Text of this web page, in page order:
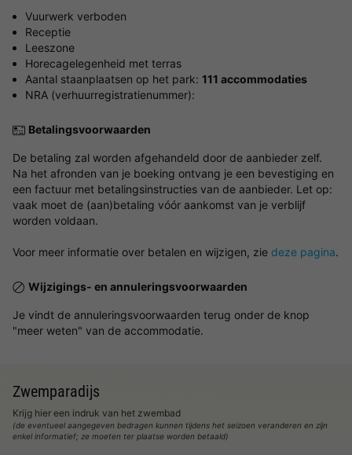
Vuurwerk verboden
Receptie
Leeszone
Horecagelegenheid met terras
Aantal staanplaatsen op het park: 111 accommodaties
NRA (verhuurregistratienummer):
Betalingsvoorwaarden
De betaling zal worden afgehandeld door de aanbieder zelf.
Na het afronden van je boeking ontvang je een bevestiging en
een factuur met betalingsinstructies van de aanbieder. Let op:
vaak moet de (aan)betaling vóór aankomst van je verblijf
worden voldaan.
Voor meer informatie over betalen en wijzigen, zie deze pagina.
Wijzigings- en annuleringsvoorwaarden
Je vindt de annuleringsvoorwaarden terug onder de knop
"meer weten" van de accommodatie.
Zwemparadijs
Krijg hier een indruk van het zwembad
(de eventueel aangegeven bedragen kunnen tijdens het seizoen veranderen en zijn
enkel informatief; ze moeten ter plaatse worden betaald)